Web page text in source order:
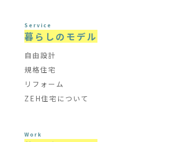
Service
暮らしのモデル
自由設計
規格住宅
リフォーム
ZEH住宅について
Work